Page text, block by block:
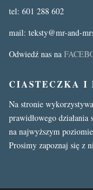
tel: 601 288 602
mail: teksty@mr-and-
Odwiedź nas na
CIASTECZKA I
Na stronie
prawidłowego
na najwyższym
Prosimy zapoznaj się z